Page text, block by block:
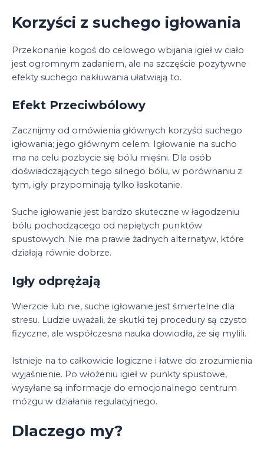
Korzyści z suchego igłowania
Przekonanie kogoś do celowego wbijania igieł w ciało
jest ogromnym zadaniem, ale na szczęście pozytywne
efekty suchego nakłuwania ułatwiają to.
Efekt Przeciwbólowy
Zacznijmy od omówienia głównych korzyści suchego
igłowania; jego głównym celem. Igłowanie na sucho
ma na celu pozbycie się bólu mięśni. Dla osób
doświadczających tego silnego bólu, w porównaniu z
tym, igły przypominają tylko łaskotanie.
Suche igłowanie jest bardzo skuteczne w łagodzeniu
bólu pochodzącego od napiętych punktów
spustowych. Nie ma prawie żadnych alternatyw, które
działają równie dobrze.
Igły odprężają
Wierzcie lub nie, suche igłowanie jest śmiertelne dla
stresu. Ludzie uważali, że skutki tej procedury są czysto
fizyczne, ale współczesna nauka dowiodła, że ​​się mylili.
Istnieje na to całkowicie logiczne i łatwe do zrozumienia
wyjaśnienie. Po włożeniu igieł w punkty spustowe,
wysyłane są informacje do emocjonalnego centrum
mózgu w działania regulacyjnego.
Dlaczego my?